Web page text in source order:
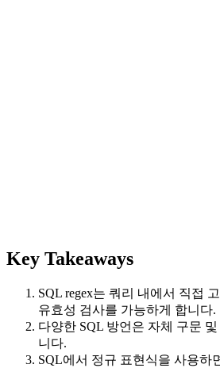
Key Takeaways
SQL regex는 쿼리 내에서 직접
유효성 검사를 가능하게 합니다.
다양한 SQL 방언은 자체 구문
니다.
SQL에서 정규 표현식을 사용하